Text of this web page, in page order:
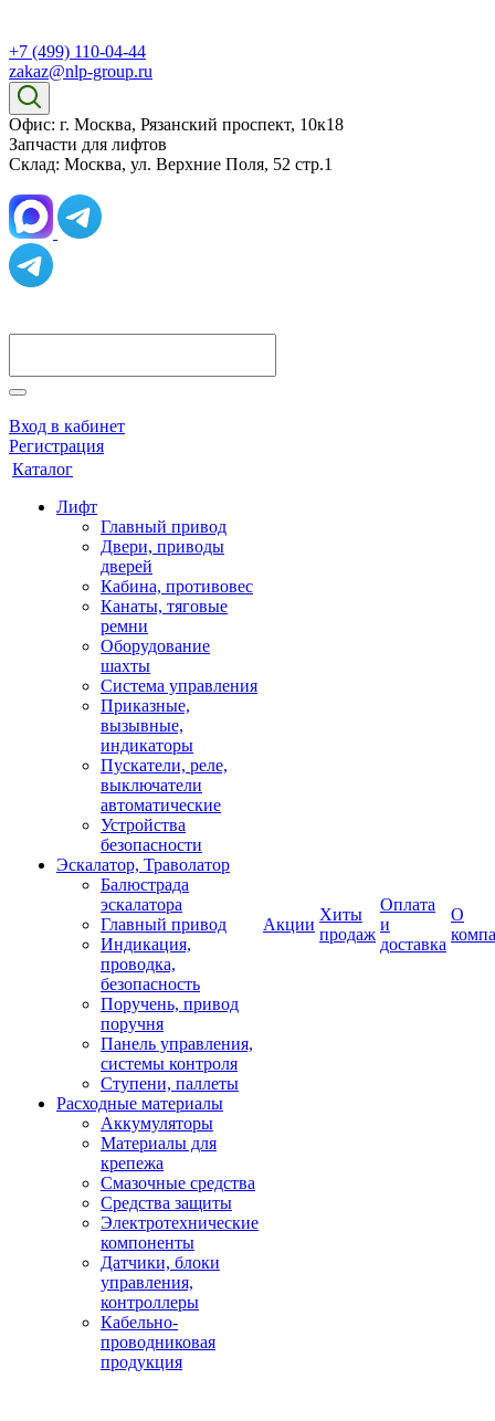
+7 (499) 110-04-44
zakaz@nlp-group.ru
Офис: г. Москва, Рязанский проспект, 10к18
Запчасти для лифтов
Склад: Москва, ул. Верхние Поля, 52 стр.1
Вход в кабинет
Регистрация
Каталог
Лифт
Главный привод
Двери, приводы
дверей
Кабина, противовес
Канаты, тяговые
ремни
Оборудование
шахты
Система управления
Приказные,
вызывные,
индикаторы
Пускатели, реле,
выключатели
автоматические
Устройства
безопасности
Эскалатор, Траволатор
Балюстрада
эскалатора
Главный привод
Индикация,
проводка,
безопасность
Поручень, привод
поручня
Панель управления,
системы контроля
Ступени, паллеты
Расходные материалы
Аккумуляторы
Материалы для
крепежа
Смазочные средства
Средства защиты
Электротехнические
компоненты
Датчики, блоки
управления,
контроллеры
Кабельно-
проводниковая
продукция
Акции
Хиты
продаж
Оплата
и
доставка
О